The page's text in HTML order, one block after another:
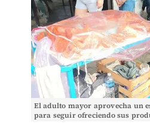
El adulto mayor aprovecha un
para seguir ofreciendo sus